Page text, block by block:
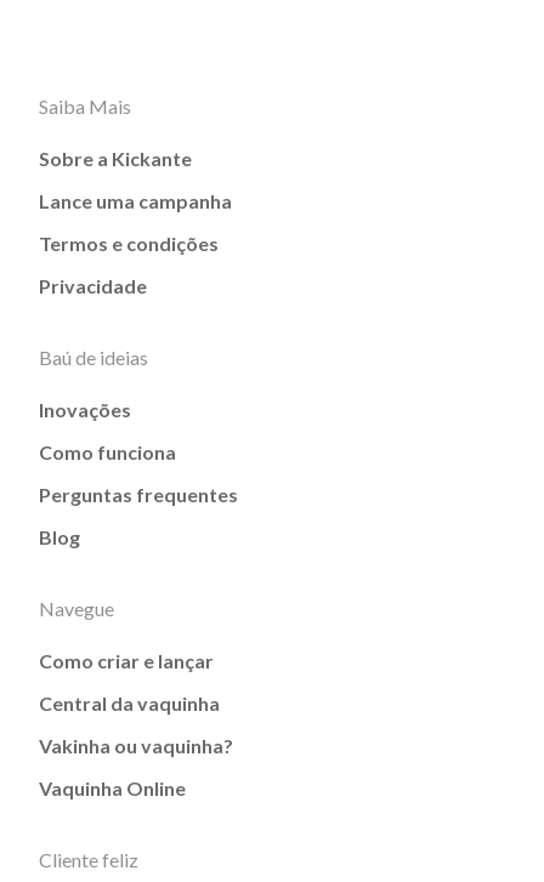
Saiba Mais
Sobre a Kickante
Lance uma campanha
Termos e condições
Privacidade
Baú de ideias
Inovações
Como funciona
Perguntas frequentes
Blog
Navegue
Como criar e lançar
Central da vaquinha
Vakinha ou vaquinha?
Vaquinha Online
Cliente feliz